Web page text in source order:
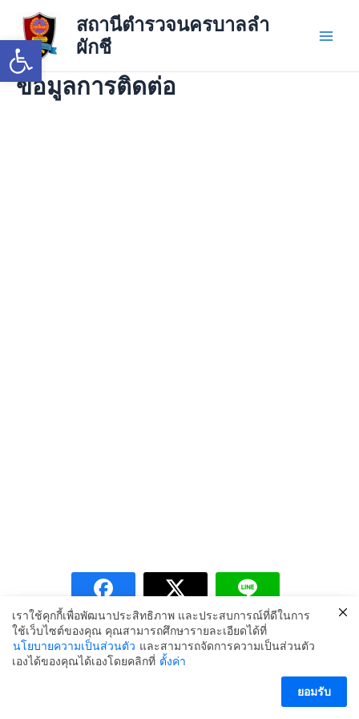
Open toolbar
content
สถานีตำรวจนครบาลลำ
ผักชี
ข้อมูลการติดต่อ
Copyright © 2024 สน.ลำผักชี
เราใช้คุกกี้เพื่อพัฒนาประสิทธิภาพ และประสบการณ์ที่ดีในการ
ใช้เว็บไซต์ของคุณ คุณสามารถศึกษารายละเอียดได้ที่
นโยบายความเป็นส่วนตัว และสามารถจัดการความเป็นส่วนตัว
เองได้ของคุณได้เองโดยคลิกที่ ตั้งค่า
ยอมรับ
Open